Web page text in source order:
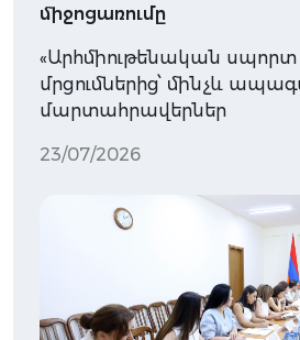
միջոցառումը
«Արհմիութենական սպորտ
մրցումներից՝ մինչև
մարտահրավերներ
23/07/2026